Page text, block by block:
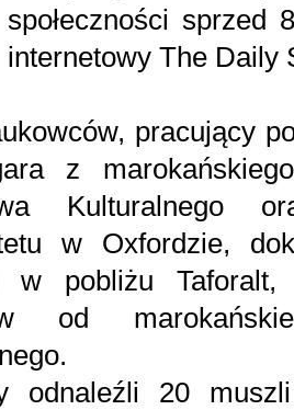
społeczności sprzed
internetowy The Daily
pracujący
z
Kulturalnego
w Oxfordzie,
w pobliżu
od
odnaleźli 20